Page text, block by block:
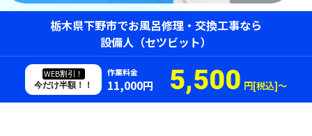
栃木県下野市でお風呂修理・交換工事なら
設備人（セツビット）
WEB割引！
今だけ半額！！
作業料金
11,000円 5,500 円[税込]〜